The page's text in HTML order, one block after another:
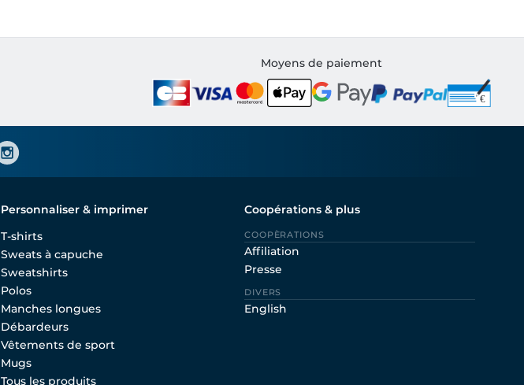
Moyens de paiement
Personnaliser & imprimer
T-shirts
Sweats à capuche
Sweatshirts
Polos
Manches longues
Débardeurs
Vêtements de sport
Mugs
Tous les produits
Coopérations & plus
COOPÈRATIONS
Affiliation
Presse
DIVERS
English